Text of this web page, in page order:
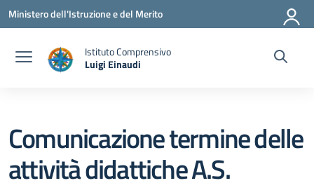
Vai ai contenuti
Vai al menu di navigazione
Vai al footer
Ministero dell'Istruzione e del Merito
Istituto Comprensivo
Luigi Einaudi
— Visita la pagina iniziale della scuola
Comunicazione termine delle
attività didattiche A.S.